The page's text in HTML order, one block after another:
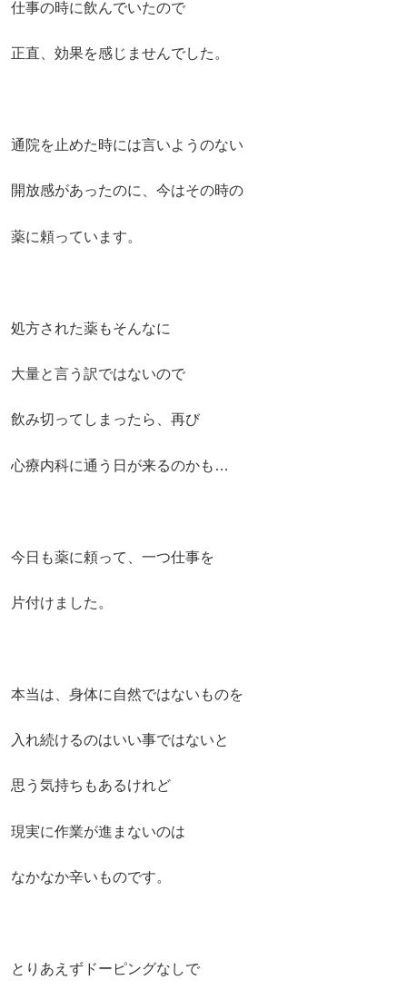
仕事の時に飲んでいたので
正直、効果を感じませんでした。
通院を止めた時には言いようのない
開放感があったのに、今はその時の
薬に頼っています。
処方された薬もそんなに
大量と言う訳ではないので
飲み切ってしまったら、再び
心療内科に通う日が来るのかも…
今日も薬に頼って、一つ仕事を
片付けました。
本当は、身体に自然ではないものを
入れ続けるのはいい事ではないと
思う気持ちもあるけれど
現実に作業が進まないのは
なかなか辛いものです。
とりあえずドーピングなしで